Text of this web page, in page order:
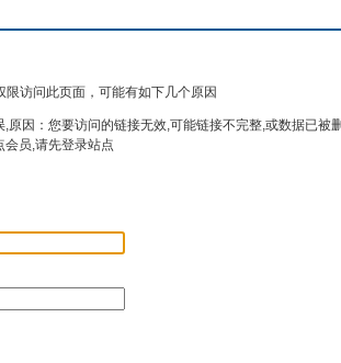
限访问此页面，可能有如下几个原因
,原因：您要访问的链接无效,可能链接不完整,或数据已被
会员,请先登录站点